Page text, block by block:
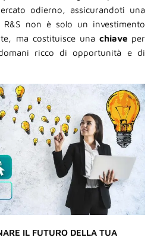
odierno, assicurandoti una
non è solo un investimento
ma costituisce una chiaveper
ricco di opportunità e di
IL FUTURO DELLA TUA